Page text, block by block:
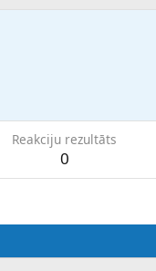
Reakciju rezultāts
0